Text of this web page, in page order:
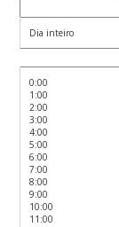
Dia inteiro
0:00
1:00
2:00
3:00
4:00
5:00
6:00
7:00
8:00
9:00
10:00
11:00